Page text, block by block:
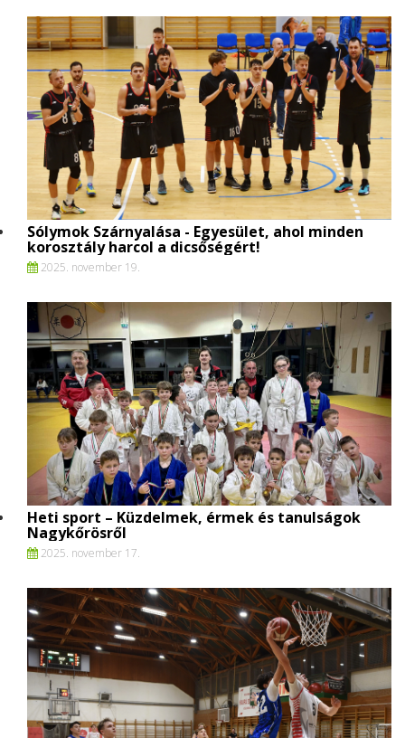
Sólymok Szárnyalása - Egyesület, ahol minden
korosztály harcol a dicsőségért!
2025. november 19.
Heti sport – Küzdelmek, érmek és tanulságok
Nagykőrösről
2025. november 17.